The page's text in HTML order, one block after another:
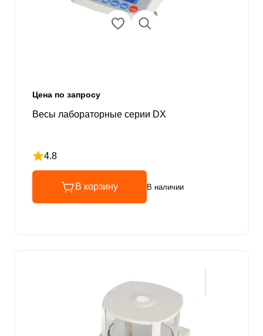
Цена по запросу
Весы лабораторные серии DX
4.8
Рейтинг 4.8 из 5
В корзину В наличии